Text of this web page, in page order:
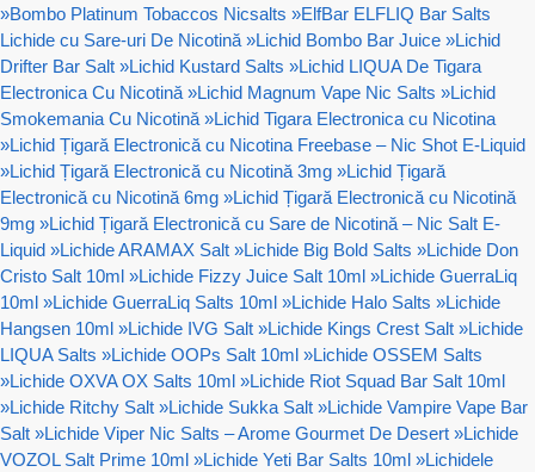
»Bombo Platinum Tobaccos Nicsalts »ElfBar ELFLIQ Bar Salts
Lichide cu Sare-uri De Nicotină »Lichid Bombo Bar Juice »Lichid
Drifter Bar Salt »Lichid Kustard Salts »Lichid LIQUA De Tigara
Electronica Cu Nicotină »Lichid Magnum Vape Nic Salts »Lichid
Smokemania Cu Nicotină »Lichid Tigara Electronica cu Nicotina
»Lichid Țigară Electronică cu Nicotina Freebase – Nic Shot E-Liquid
»Lichid Țigară Electronică cu Nicotină 3mg »Lichid Țigară
Electronică cu Nicotină 6mg »Lichid Țigară Electronică cu Nicotină
9mg »Lichid Țigară Electronică cu Sare de Nicotină – Nic Salt E-
Liquid »Lichide ARAMAX Salt »Lichide Big Bold Salts »Lichide Don
Cristo Salt 10ml »Lichide Fizzy Juice Salt 10ml »Lichide GuerraLiq
10ml »Lichide GuerraLiq Salts 10ml »Lichide Halo Salts »Lichide
Hangsen 10ml »Lichide IVG Salt »Lichide Kings Crest Salt »Lichide
LIQUA Salts »Lichide OOPs Salt 10ml »Lichide OSSEM Salts
»Lichide OXVA OX Salts 10ml »Lichide Riot Squad Bar Salt 10ml
»Lichide Ritchy Salt »Lichide Sukka Salt »Lichide Vampire Vape Bar
Salt »Lichide Viper Nic Salts – Arome Gourmet De Desert »Lichide
VOZOL Salt Prime 10ml »Lichide Yeti Bar Salts 10ml »Lichidele